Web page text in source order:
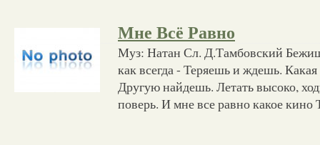
Мне Всё Равно
Муз: Натан Сл. Д.Тамбовский
как всегда - Теряешь и ждешь. Какая
Другую найдешь. Летать высоко,
поверь. И мне все равно какое кино